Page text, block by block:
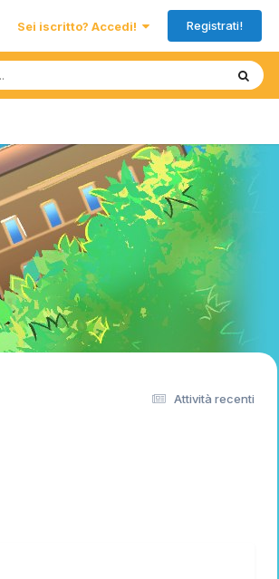
Sei iscritto? Accedi! Registrati!
Attività recenti